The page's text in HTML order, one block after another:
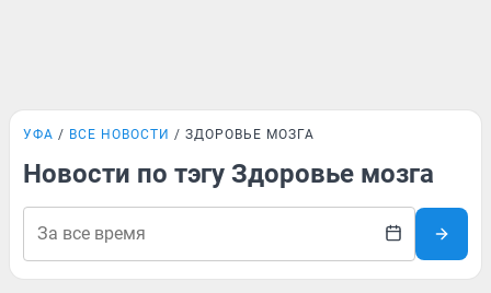
УФА ВСЕ НОВОСТИ ЗДОРОВЬЕ МОЗГА
Новости по тэгу Здоровье мозга